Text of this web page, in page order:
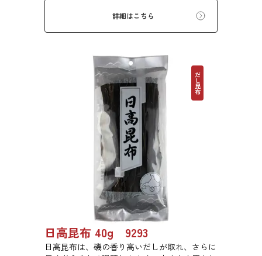
詳細はこちら
だし昆布
日高昆布 40g 9293
日高昆布は、磯の香り高いだしが取れ、さらに